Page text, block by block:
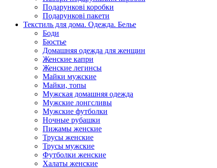
Подарункові коробки
Подарункові пакети
Текстиль для дома. Одежда. Белье
Боди
Бюстье
Домашняя одежда для женщин
Женские капри
Женские легинсы
Майки мужские
Майки, топы
Мужская домашняя одежда
Мужские лонгсливы
Мужские футболки
Ночные рубашки
Пижамы женские
Трусы женские
Трусы мужские
Футболки женские
Халаты женские